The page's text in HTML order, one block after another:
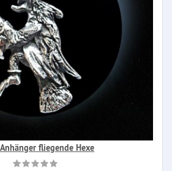
fliegende Hexe